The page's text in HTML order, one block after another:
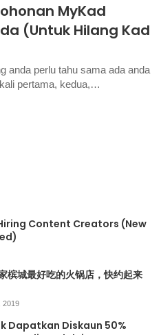
MyKad
(Untuk Hilang Kad
anda perlu tahu sama ada anda
pertama, kedua,…
Content Creators (New
槟城最好吃的火锅店，快约起来
2019
Dapatkan Diskaun 50%